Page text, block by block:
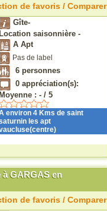
de favoris / Comparer
Gîte-
Location saisonnière -
A Apt
Pas de label
6 personnes
0appréciation(s):
Moyenne : -/ 5
environ 4 Kms de saint
les apt
GARGAS en
de favoris / Comparer